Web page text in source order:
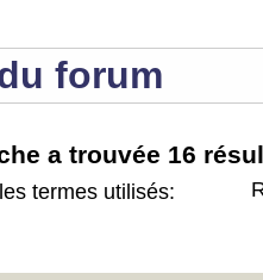
forum
a trouvée 16
termes utilisés: